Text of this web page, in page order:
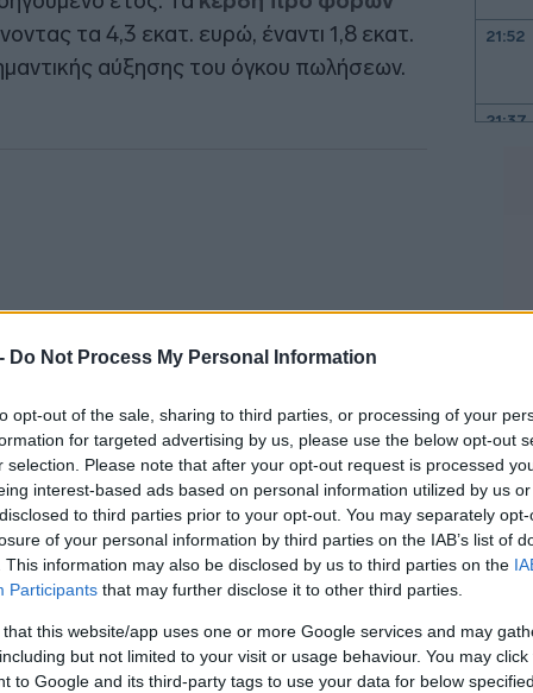
Do Not Process My Personal Information
opt-out of the sale, sharing to third parties, or processing of your
for targeted advertising by us, please use the below opt-out
selection. Please note that after your opt-out request is processed
interest-based ads based on personal information utilized by us
to third parties prior to your opt-out. You may separately
of your personal information by third parties on the IAB’s list of
This information may also be disclosed by us to third parties on the
Participants that may further disclose it to other third parties.
that this website/app uses one or more Google services and may
but not limited to your visit or usage behaviour. You may
to Google and its third-party tags to use your data for below
τα 4,3 εκατ. ευρώ, έναντι 1,8 εκατ.
αύξησης του όγκου πωλήσεων.
ανήλθαν σε 3,1 εκατ. ευρώ, αυξημένα
ευρώ του 2024. Τομικτό κέρδος
19,2 εκατ. ευρώ το προηγούμενο
βασικό πυλώνα της αναπτυξιακής
21:52
21:37
20:41
20:38
20:33
20:20